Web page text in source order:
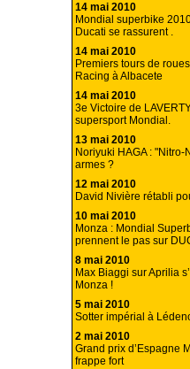
14 mai 2010
Mondial superbike
Ducati se rassurent .
14 mai 2010
Premiers tours de
Racing à Albacete
14 mai 2010
3e Victoire de
supersport Mondial.
13 mai 2010
Noriyuki HAGA :
armes ?
12 mai 2010
David Nivière rétabli
10 mai 2010
Monza : Mondial
prennent le pas sur
8 mai 2010
Max Biaggi sur Aprilia
Monza !
5 mai 2010
Sotter impérial à
2 mai 2010
Grand prix d’Espagne
frappe fort